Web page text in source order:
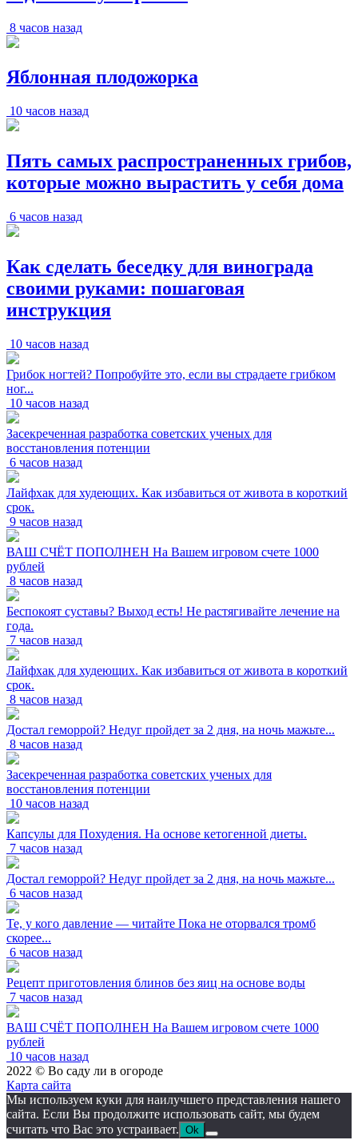
8 часов назад
Яблонная плодожорка
10 часов назад
Пять самых распространенных грибов,
которые можно вырастить у себя дома
6 часов назад
Как сделать беседку для винограда
своими руками: пошаговая
инструкция
10 часов назад
Грибок ногтей? Попробуйте это, если вы страдаете грибком
ног...
10 часов назад
Засекреченная разработка советских ученых для
восстановления потенции
6 часов назад
Лайфхак для худеющих. Как избавиться от живота в короткий
срок.
9 часов назад
ВАШ СЧЁТ ПОПОЛНЕН На Вашем игровом счете 1000
рублей
8 часов назад
Беспокоят суставы? Выход есть! Не растягивайте лечение на
года.
7 часов назад
Лайфхак для худеющих. Как избавиться от живота в короткий
срок.
8 часов назад
Достал геморрой? Недуг пройдет за 2 дня, на ночь мажьте...
8 часов назад
Засекреченная разработка советских ученых для
восстановления потенции
10 часов назад
Капсулы для Похудения. На основе кетогенной диеты.
7 часов назад
Достал геморрой? Недуг пройдет за 2 дня, на ночь мажьте...
6 часов назад
Те, у кого давление — читайте Пока не оторвался тромб
скорее...
6 часов назад
Рецепт приготовления блинов без яиц на основе воды
7 часов назад
ВАШ СЧЁТ ПОПОЛНЕН На Вашем игровом счете 1000
рублей
10 часов назад
2022 © Во саду ли в огороде
Карта сайта
Мы используем куки для наилучшего представления нашего
сайта. Если Вы продолжите использовать сайт, мы будем
считать что Вас это устраивает. Ok